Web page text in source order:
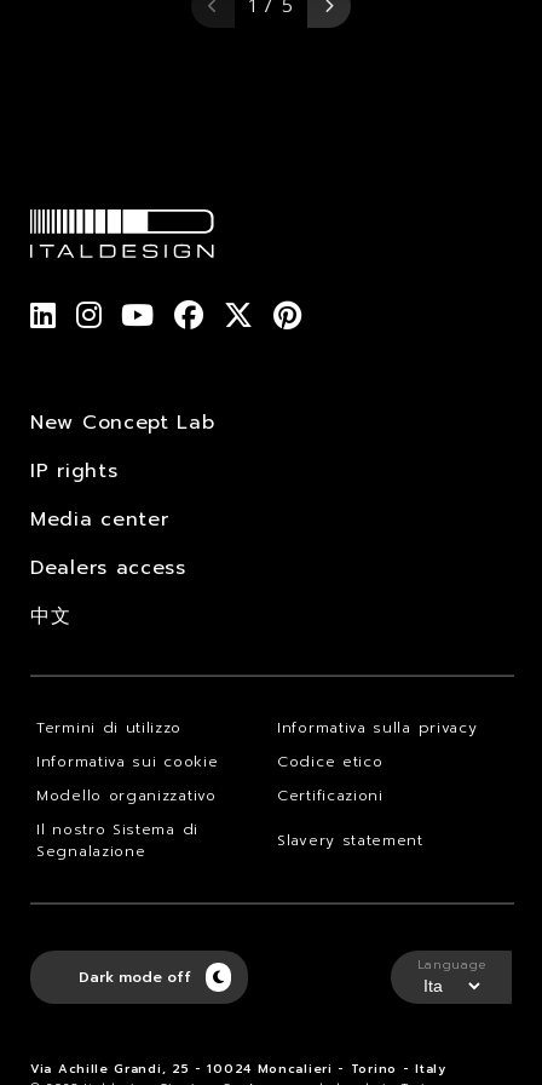
1 / 5
New Concept Lab
IP rights
Media center
Dealers access
中文
Termini di utilizzo
Informativa sulla privacy
Informativa sui cookie
Codice etico
Modello organizzativo
Certificazioni
Il nostro Sistema di
Segnalazione
Slavery statement
Via Achille Grandi, 25 - 10024 Moncalieri - Torino - Italy
Dark mode off
Language